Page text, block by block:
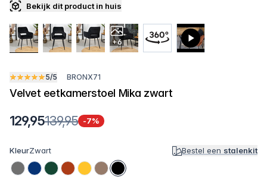
Bekijk dit product in huis
+6
5/5 BRONX71
Velvet eetkamerstoel Mika zwart
129,95139,95 -7%
KleurZwart Bestel een stalenkit